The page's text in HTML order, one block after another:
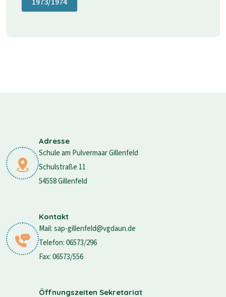
Adresse
Schule am Pulvermaar Gillenfeld
Schulstraße 11
54558 Gillenfeld
Kontakt
Mail: sap-gillenfeld@vgdaun.de
Telefon: 06573/296
Fax: 06573/556
Öffnungszeiten Sekretariat